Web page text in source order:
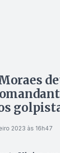
2023 às 16h47